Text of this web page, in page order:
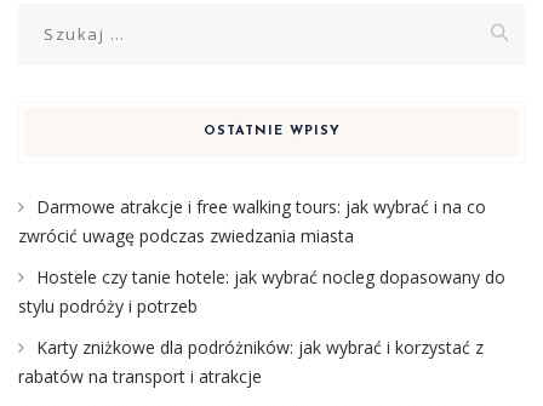
OSTATNIE WPISY
Darmowe atrakcje i free walking tours: jak wybrać i na co
zwrócić uwagę podczas zwiedzania miasta
Hostele czy tanie hotele: jak wybrać nocleg dopasowany do
stylu podróży i potrzeb
Karty zniżkowe dla podróżników: jak wybrać i korzystać z
rabatów na transport i atrakcje